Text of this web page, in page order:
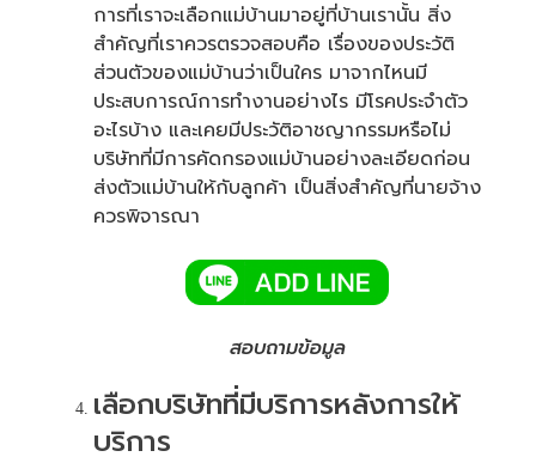
การที่เราจะเลือกแม่บ้านมาอยู่ที่บ้านเรานั้น สิ่ง
สำคัญที่เราควรตรวจสอบคือ เรื่องของประวัติ
ส่วนตัวของแม่บ้านว่าเป็นใคร มาจากไหนมี
ประสบการณ์การทำงานอย่างไร มีโรคประจำตัว
อะไรบ้าง และเคยมีประวัติอาชญากรรมหรือไม่
บริษัทที่มีการคัดกรองแม่บ้านอย่างละเอียดก่อน
ส่งตัวแม่บ้านให้กับลูกค้า เป็นสิ่งสำคัญที่นายจ้าง
ควรพิจารณา
สอบถามข้อมูล
เลือกบริษัทที่มีบริการหลังการให้
บริการ